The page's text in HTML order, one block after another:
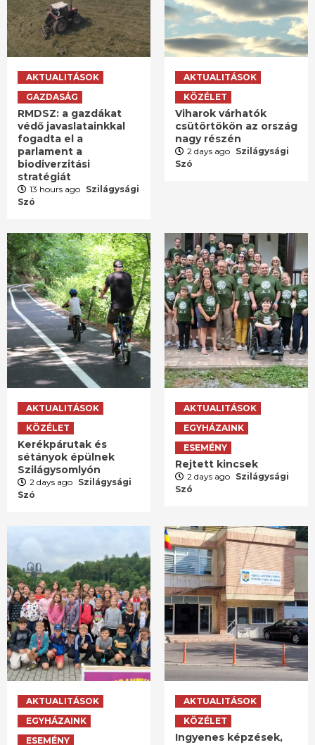
AKTUALITÁSOK
GAZDASÁG
RMDSZ: a gazdákat
védő javaslatainkkal
fogadta el a
parlament a
biodiverzitási
stratégiát
13 hours ago Szilágysági
Szó
AKTUALITÁSOK
KÖZÉLET
Viharok várhatók
csütörtökön az ország
nagy részén
2 days ago Szilágysági
Szó
AKTUALITÁSOK
KÖZÉLET
Kerékpárutak és
sétányok épülnek
Szilágysomlyón
2 days ago Szilágysági
Szó
AKTUALITÁSOK
EGYHÁZAINK
ESEMÉNY
Rejtett kincsek
2 days ago Szilágysági
Szó
AKTUALITÁSOK
EGYHÁZAINK
ESEMÉNY
AKTUALITÁSOK
KÖZÉLET
Ingyenes képzések,